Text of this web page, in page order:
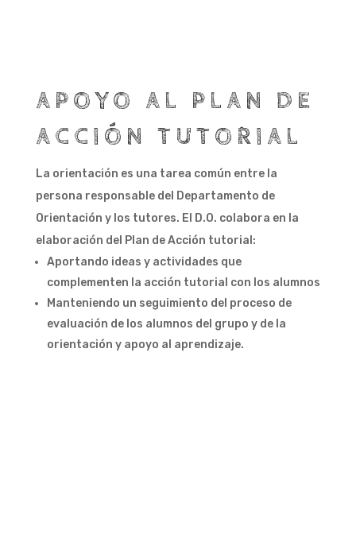
APOYO AL PLAN DE
ACCIÓN TUTORIAL
La orientación es una tarea común entre la
persona responsable del Departamento de
Orientación y los tutores. El D.O. colabora en la
elaboración del Plan de Acción tutorial:
Aportando ideas y actividades que
complementen la acción tutorial con los alumnos
Manteniendo un seguimiento del proceso de
evaluación de los alumnos del grupo y de la
orientación y apoyo al aprendizaje.